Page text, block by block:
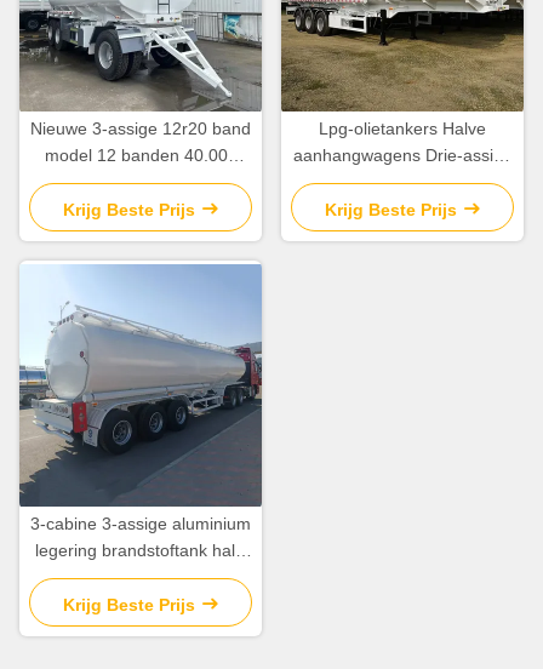
Nieuwe 3-assige 12r20 band
model 12 banden 40.000
liter 45.000 liter
brandstoftank halve
aanhanger (kleur klant
optionele)
Krijg Beste Prijs
Lpg-olietankers Halve
aanhangwagens Drie-assige
zware
mechanische/luchtophanging
met 12r20 banden
Krijg Beste Prijs
3-cabine 3-assige aluminium
legering brandstoftank half-
aanhanger met dubbel
lijnremsysteem en 50 ton
maximale nuttige lading van
Krijg Beste Prijs